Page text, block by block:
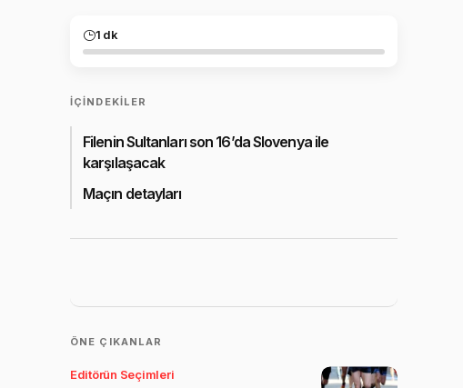
1 dk
İÇINDEKILER
Filenin Sultanları son 16’da Slovenya ile
karşılaşacak
Maçın detayları
ÖNE ÇIKANLAR
Editörün Seçimleri